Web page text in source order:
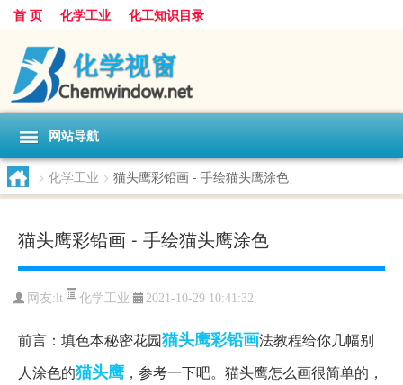
首 页 化学工业 化工知识目录
网站导航
> 化学工业 > 猫头鹰彩铅画 - 手绘猫头鹰涂色
猫头鹰彩铅画 - 手绘猫头鹰涂色
网友: lt 化学工业 2021-10-29 10:41:32
前言：填色本秘密花园猫头鹰彩铅画法教程给你几幅别
人涂色的猫头鹰 ，参考一下吧。猫头鹰怎么画很简单的，